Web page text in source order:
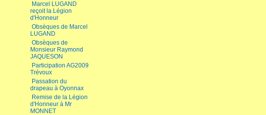
Marcel LUGAND
reçoit la Légion
d'Honneur
Obsèques de Marcel
LUGAND
Obsèques de
Monsieur Raymond
JAQUESON
Participation AG2009
Trévoux
Passation du
drapeau à Oyonnax
Remise de la Légion
d'Honneur à Mr
MONNET